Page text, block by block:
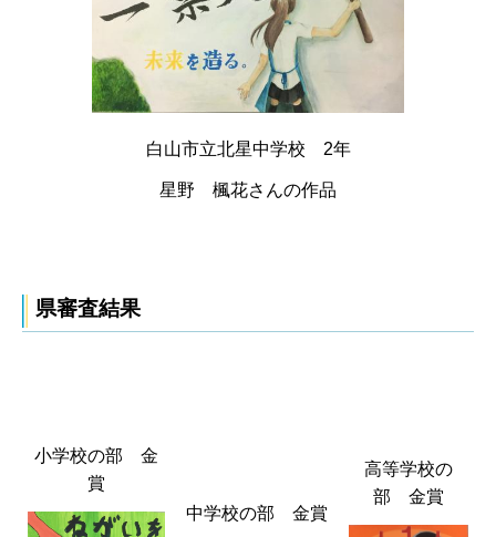
白山市立北星中学校 2年
星野 楓花さんの作品
県審査結果
小学校の部 金
賞
中学校の部 金賞
高等学校の
部 金賞